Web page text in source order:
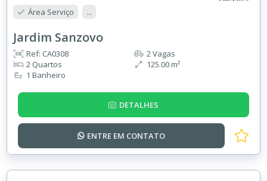
Área Serviço ...
Jardim Sanzovo
Ref: CA0308
2 Quartos
1 Banheiro
2 Vagas
125.00 m²
DETALHES
ENTRE EM CONTATO